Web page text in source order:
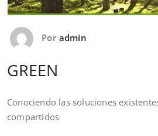
Por admin
GREEN
Conociendo las soluciones
compartidos